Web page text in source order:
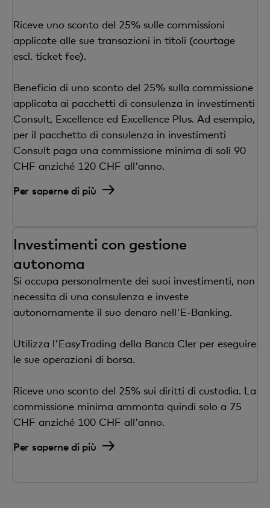
Riceve uno sconto del 25% sulle commissioni
applicate alle sue transazioni in titoli (courtage
escl. ticket fee).
Beneficia di uno sconto del 25% sulla commissione
applicata ai pacchetti di consulenza in investimenti
Consult, Excellence ed Excellence Plus. Ad esempio,
per il pacchetto di consulenza in investimenti
Consult paga una commissione minima di soli 90
CHF anziché 120 CHF all'anno.
Per saperne di più
Investimenti con gestione
autonoma
Si occupa personalmente dei suoi investimenti, non
necessita di una consulenza e investe
autonomamente il suo denaro nell'E-Banking.
Utilizza l'EasyTrading della Banca Cler per eseguire
le sue operazioni di borsa.
Riceve uno sconto del 25% sui diritti di custodia. La
commissione minima ammonta quindi solo a 75
CHF anziché 100 CHF all'anno.
Per saperne di più